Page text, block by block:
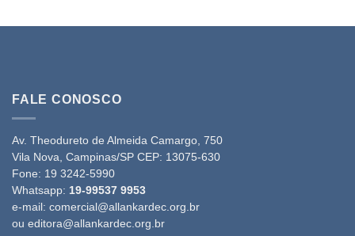
FALE CONOSCO
Av. Theodureto de Almeida Camargo, 750
Vila Nova, Campinas/SP CEP: 13075-630
Fone: 19 3242-5990
Whatsapp: 19-99537 9953
e-mail: comercial@allankardec.org.br
ou editora@allankardec.org.br